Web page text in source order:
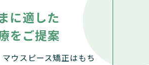
に適した
をご提案
ウスピース矯正はもち